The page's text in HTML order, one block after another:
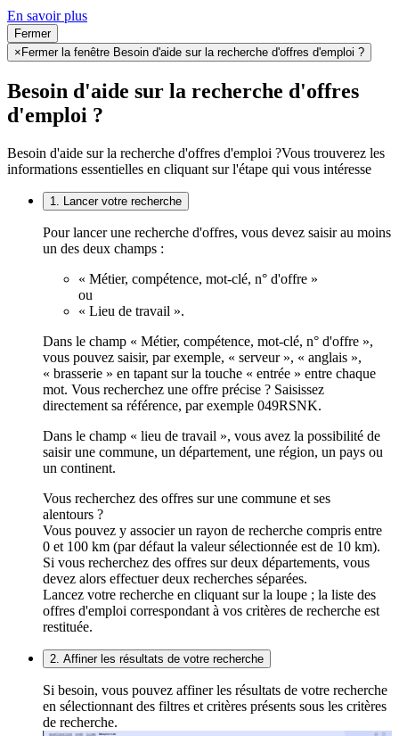
En savoir plus
Fermer
× Fermer la fenêtre Besoin d'aide sur la recherche d'offres d'emploi ?
Besoin d'aide sur la recherche d'offres
d'emploi ?
Besoin d'aide sur la recherche d'offres d'emploi ?Vous trouverez les
informations essentielles en cliquant sur l'étape qui vous intéresse
1. Lancer votre recherche
Pour lancer une recherche d'offres, vous devez saisir au moins
un des deux champs :
« Métier, compétence, mot-clé, n° d'offre »
ou
« Lieu de travail ».
Dans le champ « Métier, compétence, mot-clé, n° d'offre »,
vous pouvez saisir, par exemple, « serveur », « anglais »,
« brasserie » en tapant sur la touche « entrée » entre chaque
mot. Vous recherchez une offre précise ? Saisissez
directement sa référence, par exemple 049RSNK.
Dans le champ « lieu de travail », vous avez la possibilité de
saisir une commune, un département, une région, un pays ou
un continent.
Vous recherchez des offres sur une commune et ses
alentours ?
Vous pouvez y associer un rayon de recherche compris entre
0 et 100 km (par défaut la valeur sélectionnée est de 10 km).
Si vous recherchez des offres sur deux départements, vous
devez alors effectuer deux recherches séparées.
Lancez votre recherche en cliquant sur la loupe ; la liste des
offres d'emploi correspondant à vos critères de recherche est
restituée.
2. Affiner les résultats de votre recherche
Si besoin, vous pouvez affiner les résultats de votre recherche
en sélectionnant des filtres et critères présents sous les critères
de recherche.